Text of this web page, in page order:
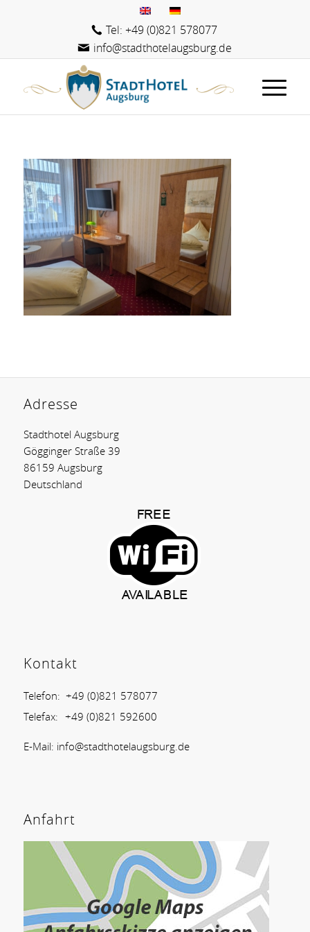
Tel: +49 (0)821 578077
info@stadthotelaugsburg.de
Adresse
Stadthotel Augsburg
Gögginger Straße 39
86159 Augsburg
Deutschland
Kontakt
Telefon: +49 (0)821 578077
Telefax: +49 (0)821 592600
E-Mail: info@stadthotelaugsburg.de
Anfahrt